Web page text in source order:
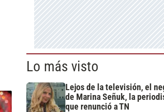
Lo más visto
Lejos de la televisión, el
de Marina Señuk, la
que renunció a TN